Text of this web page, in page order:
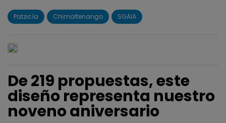
Patzicía Chimaltenango SGAIA
De 219 propuestas, este
diseño representa nuestro
noveno aniversario